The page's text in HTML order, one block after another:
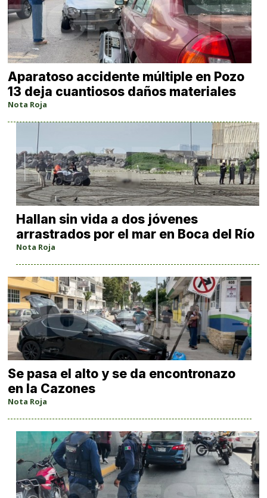
Aparatoso accidente múltiple en Pozo
13 deja cuantiosos daños materiales
Nota Roja
Hallan sin vida a dos jóvenes
arrastrados por el mar en Boca del Río
Nota Roja
Se pasa el alto y se da encontronazo
en la Cazones
Nota Roja